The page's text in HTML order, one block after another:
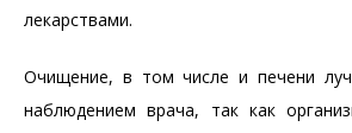
лекарствами.
Очищение, в том числе и печени
наблюдением врача, так как